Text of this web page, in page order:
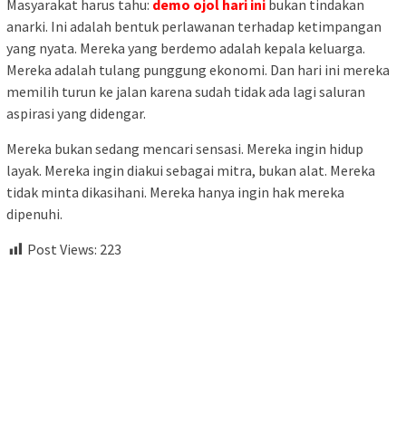
Masyarakat harus tahu: demo ojol hari ini bukan tindakan
anarki. Ini adalah bentuk perlawanan terhadap ketimpangan
yang nyata. Mereka yang berdemo adalah kepala keluarga.
Mereka adalah tulang punggung ekonomi. Dan hari ini mereka
memilih turun ke jalan karena sudah tidak ada lagi saluran
aspirasi yang didengar.
Mereka bukan sedang mencari sensasi. Mereka ingin hidup
layak. Mereka ingin diakui sebagai mitra, bukan alat. Mereka
tidak minta dikasihani. Mereka hanya ingin hak mereka
dipenuhi.
Post Views: 223